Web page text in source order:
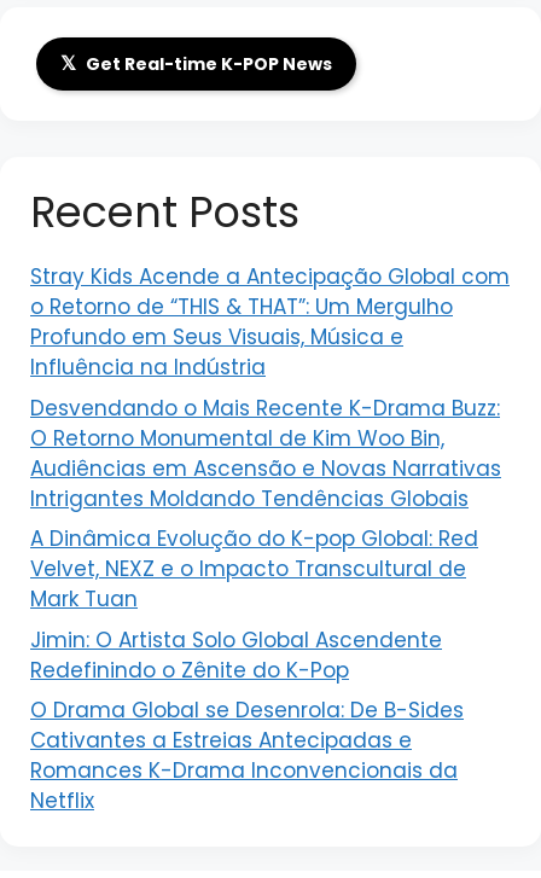
𝕏 Get Real-time K-POP News
Recent Posts
Stray Kids Acende a Antecipação Global com
o Retorno de “THIS & THAT”: Um Mergulho
Profundo em Seus Visuais, Música e
Influência na Indústria
Desvendando o Mais Recente K-Drama Buzz:
O Retorno Monumental de Kim Woo Bin,
Audiências em Ascensão e Novas Narrativas
Intrigantes Moldando Tendências Globais
A Dinâmica Evolução do K-pop Global: Red
Velvet, NEXZ e o Impacto Transcultural de
Mark Tuan
Jimin: O Artista Solo Global Ascendente
Redefinindo o Zênite do K-Pop
O Drama Global se Desenrola: De B-Sides
Cativantes a Estreias Antecipadas e
Romances K-Drama Inconvencionais da
Netflix